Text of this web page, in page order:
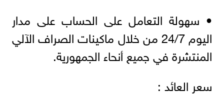
• سهولة التعامل على الحساب على مدار
اليوم 24/7 من خلال ماكينات الصراف الآلي
المنتشرة في جميع أنحاء الجمهورية.
سعر العائد :